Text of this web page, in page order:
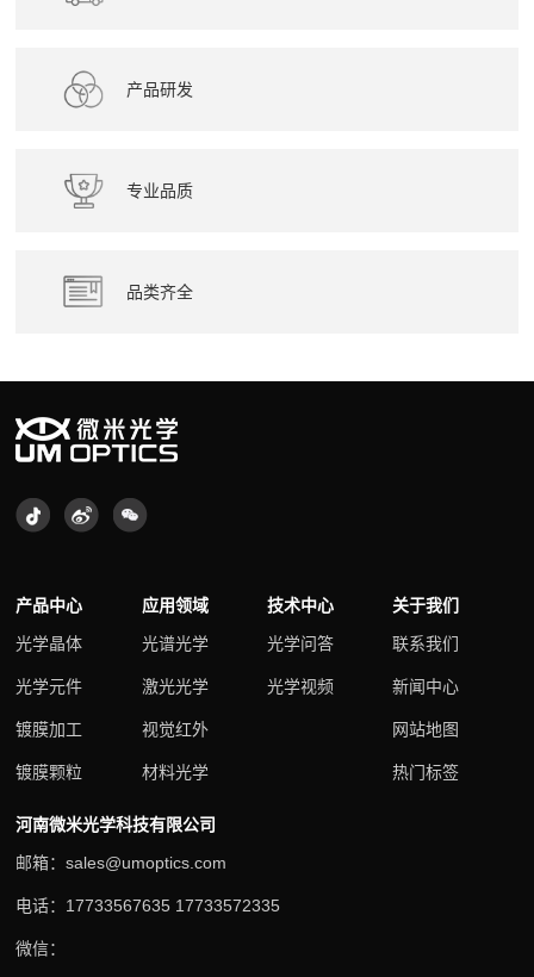
产品研发
专业品质
品类齐全
产品中心
光学晶体
光学元件
镀膜加工
镀膜颗粒
应用领域
光谱光学
激光光学
视觉红外
材料光学
技术中心
光学问答
光学视频
关于我们
联系我们
新闻中心
网站地图
热门标签
河南微米光学科技有限公司
邮箱：sales@umoptics.com
电话：17733567635 17733572335
微信：